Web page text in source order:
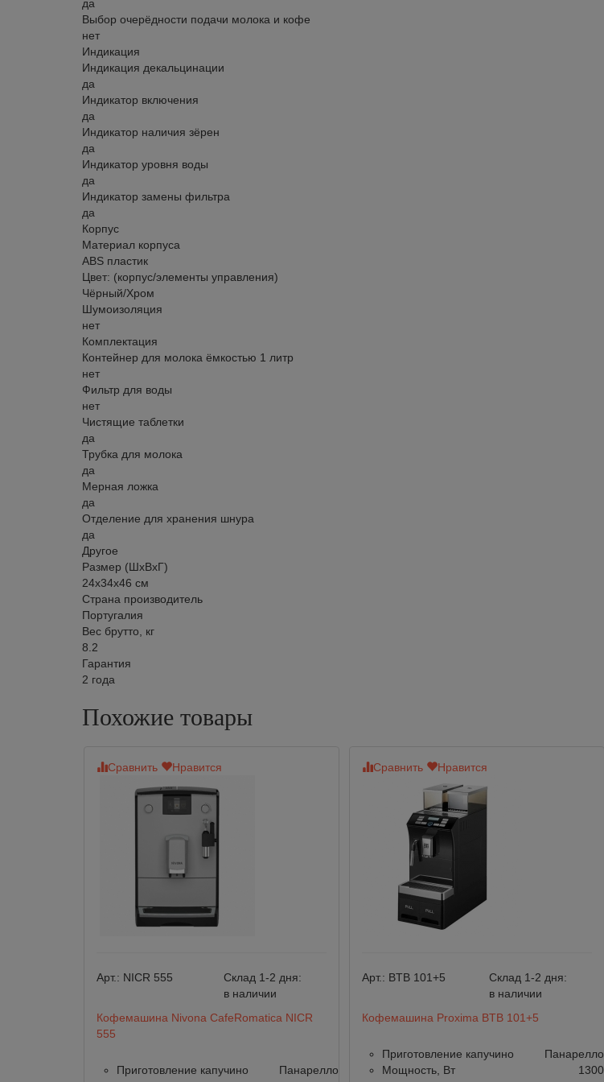
да
Выбор очерёдности подачи молока и кофе
нет
Индикация
Индикация декальцинации
да
Индикатор включения
да
Индикатор наличия зёрен
да
Индикатор уровня воды
да
Индикатор замены фильтра
да
Корпус
Материал корпуса
ABS пластик
Цвет: (корпус/элементы управления)
Чёрный/Хром
Шумоизоляция
нет
Комплектация
Контейнер для молока ёмкостью 1 литр
нет
Фильтр для воды
нет
Чистящие таблетки
да
Трубка для молока
да
Мерная ложка
да
Отделение для хранения шнура
да
Другое
Размер (ШхВхГ)
24х34х46 см
Страна производитель
Португалия
Вес брутто, кг
8.2
Гарантия
2 года
Похожие товары
Сравнить Нравится
Арт.: NICR 555
Склад 1-2 дня:
в наличии
Кофемашина Nivona CafeRomatica NICR
555
Приготовление капучино
Панарелло
Сравнить Нравится
Арт.: BTB 101+5
Склад 1-2 дня:
в наличии
Кофемашина Proxima BTB 101+5
Приготовление капучино
Панарелло
Мощность, Вт
1300